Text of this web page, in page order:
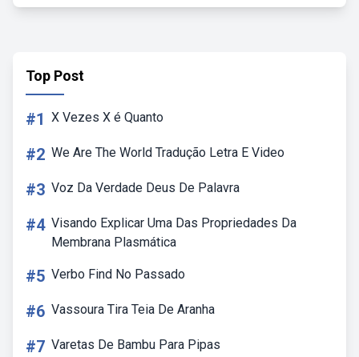
Top Post
#1 X Vezes X é Quanto
#2 We Are The World Tradução Letra E Video
#3 Voz Da Verdade Deus De Palavra
#4 Visando Explicar Uma Das Propriedades Da
Membrana Plasmática
#5 Verbo Find No Passado
#6 Vassoura Tira Teia De Aranha
#7 Varetas De Bambu Para Pipas